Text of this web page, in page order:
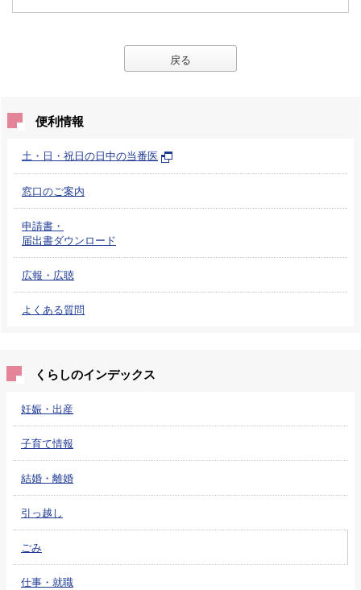
戻る
便利情報
土・日・祝日の日中の当番医
窓口のご案内
申請書・
届出書ダウンロード
広報・広聴
よくある質問
くらしのインデックス
妊娠・出産
子育て情報
結婚・離婚
引っ越し
ごみ
仕事・就職